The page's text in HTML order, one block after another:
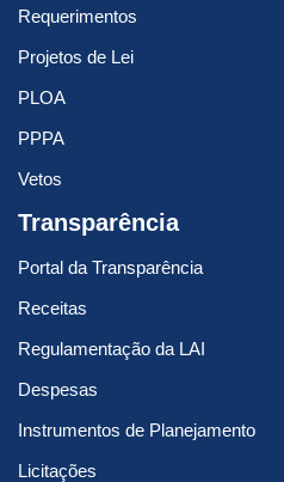
Requerimentos
Projetos de Lei
PLOA
PPPA
Vetos
Transparência
Portal da Transparência
Receitas
Regulamentação da LAI
Despesas
Instrumentos de Planejamento
Licitações